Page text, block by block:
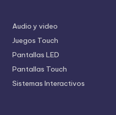
Audio y video
Juegos Touch
Pantallas LED
Pantallas Touch
Sistemas Interactivos